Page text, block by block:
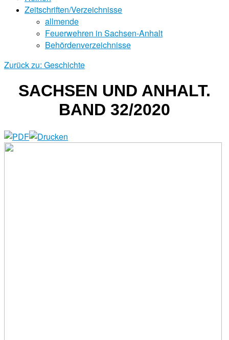
Zeitschriften/Verzeichnisse
allmende
Feuerwehren in Sachsen-Anhalt
Behördenverzeichnisse
Zurück zu: Geschichte
SACHSEN UND ANHALT.
BAND 32/2020